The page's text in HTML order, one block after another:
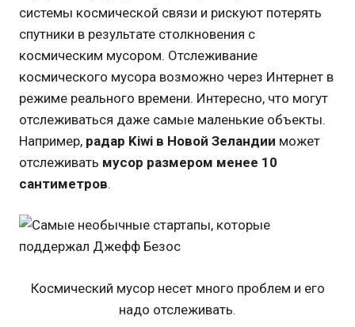
системы космической связи и рискуют потерять
спутники в результате столкновения с
космическим мусором. Отслеживание
космического мусора возможно через Интернет в
режиме реального времени. Интересно, что могут
отслеживаться даже самые маленькие объекты.
Например, радар Kiwi в Новой Зеландии может
отслеживать мусор размером менее 10
сантиметров.
Космический мусор несет много проблем и его
надо отслеживать.